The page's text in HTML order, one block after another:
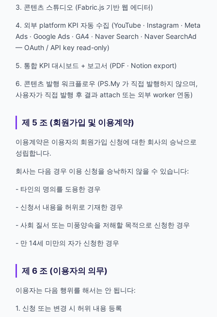
3. 콘텐츠 스튜디오 (Fabric.js 기반 웹 에디터)
4. 외부 platform KPI 자동 수집 (YouTube · Instagram · Meta
Ads · Google Ads · GA4 · Naver Search · Naver SearchAd
— OAuth / API key read-only)
5. 통합 KPI 대시보드 + 보고서 (PDF · Notion export)
6. 콘텐츠 발행 워크플로우 (PS.My 가 직접 발행하지 않으며,
사용자가 직접 발행 후 결과 attach 또는 외부 worker 연동)
제 5 조 (회원가입 및 이용계약)
이용계약은 이용자의 회원가입 신청에 대한 회사의 승낙으로
성립합니다.
회사는 다음 경우 이용 신청을 승낙하지 않을 수 있습니다:
- 타인의 명의를 도용한 경우
- 신청서 내용을 허위로 기재한 경우
- 사회 질서 또는 미풍양속을 저해할 목적으로 신청한 경우
- 만 14세 미만의 자가 신청한 경우
제 6 조 (이용자의 의무)
이용자는 다음 행위를 해서는 안 됩니다:
1. 신청 또는 변경 시 허위 내용 등록